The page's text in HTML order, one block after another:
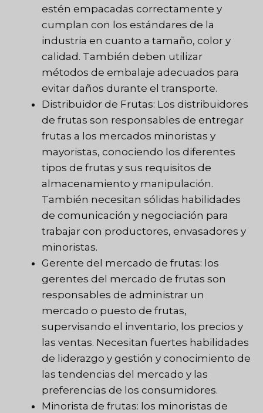
estén empacadas correctamente y
cumplan con los estándares de la
industria en cuanto a tamaño, color y
calidad. También deben utilizar
métodos de embalaje adecuados para
evitar daños durante el transporte.
Distribuidor de Frutas: Los distribuidores
de frutas son responsables de entregar
frutas a los mercados minoristas y
mayoristas, conociendo los diferentes
tipos de frutas y sus requisitos de
almacenamiento y manipulación.
También necesitan sólidas habilidades
de comunicación y negociación para
trabajar con productores, envasadores y
minoristas.
Gerente del mercado de frutas: los
gerentes del mercado de frutas son
responsables de administrar un
mercado o puesto de frutas,
supervisando el inventario, los precios y
las ventas. Necesitan fuertes habilidades
de liderazgo y gestión y conocimiento de
las tendencias del mercado y las
preferencias de los consumidores.
Minorista de frutas: los minoristas de